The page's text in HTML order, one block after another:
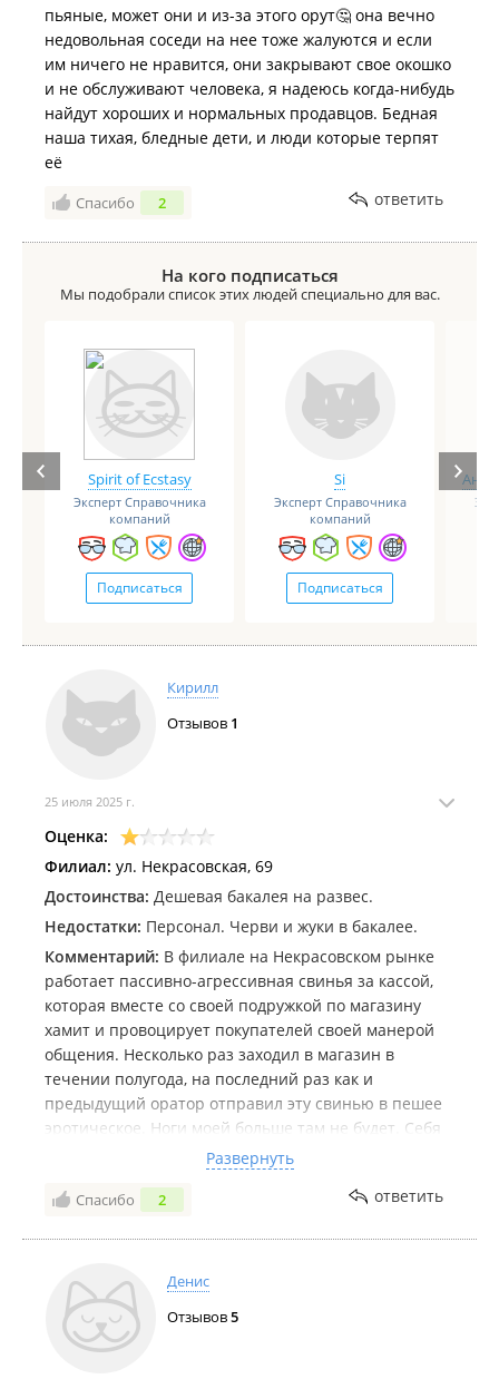
пьяные, может они и из-за этого орут🤔 она вечно
недовольная соседи на нее тоже жалуются и если
им ничего не нравится, они закрывают свое окошко
и не обслуживают человека, я надеюсь когда-нибудь
найдут хороших и нормальных продавцов. Бедная
наша тихая, бледные дети, и люди которые терпят
её
Спасибо 2 ответить
На кого подписаться
Мы подобрали список этих людей специально для вас.
Spirit of Ecstasy
Эксперт Справочника
компаний
Подписаться
Si
Эксперт Справочника
компаний
Подписаться
Кирилл
Отзывов 1
25 июля 2025 г.
Оценка:
Филиал: ул. Некрасовская, 69
Достоинства: Дешевая бакалея на развес.
Недостатки: Персонал. Черви и жуки в бакалее.
Комментарий: В филиале на Некрасовском рынке
работает пассивно-агрессивная свинья за кассой,
которая вместе со своей подружкой по магазину
хамит и провоцирует покупателей своей манерой
общения. Несколько раз заходил в магазин в
течении полугода, на последний раз как и
предыдущий оратор отправил эту свинью в пешее
эротическое. Ноги моей больше там не будет. Себя
нужно уважать. Приемка товара проходит по
несколько часов, магазин не работает в это время. В
филиале на рынке Комарова бакалея с червями и
продавцам, изменений нет. Покупал пшенку, в
пшенке мелкие камни. Не пыль - камни. Выбрать их
невозможно, а есть опасно - сломаешь зубы. Все
выкинул.
Развернуть
Спасибо 2 ответить
Денис
Отзывов5